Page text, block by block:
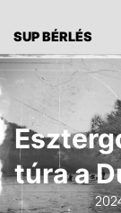
SUP BÉRLÉS
túra a